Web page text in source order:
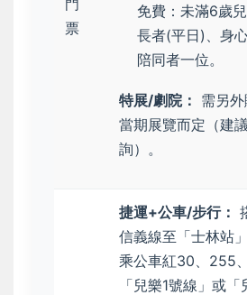
門
票
免費：未滿6歲
長者(平日)、身
陪同者一位。
特展/劇院： 需另
當期展覽而定（建
詢）。
捷運+公車/步行：
信義線至「士林站
乘公車紅30、255
「兒樂1號線」或